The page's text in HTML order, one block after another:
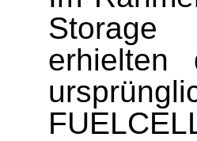
Storage
erhielten